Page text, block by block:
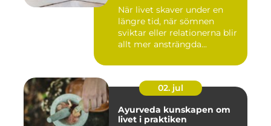
När livet skaver under en
längre tid, när sömnen
sviktar eller relationerna blir
allt mer ansträngda...
02. jul
Ayurveda kunskapen om
livet i praktiken